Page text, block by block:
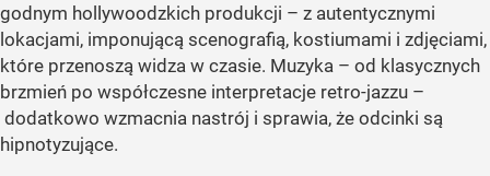
godnym hollywoodzkich produkcji – z autentycznymi
lokacjami, imponującą scenografią, kostiumami i zdjęciami,
które przenoszą widza w czasie. Muzyka – od klasycznych
brzmień po współczesne interpretacje retro-jazzu –
dodatkowo wzmacnia nastrój i sprawia, że odcinki są
hipnotyzujące.